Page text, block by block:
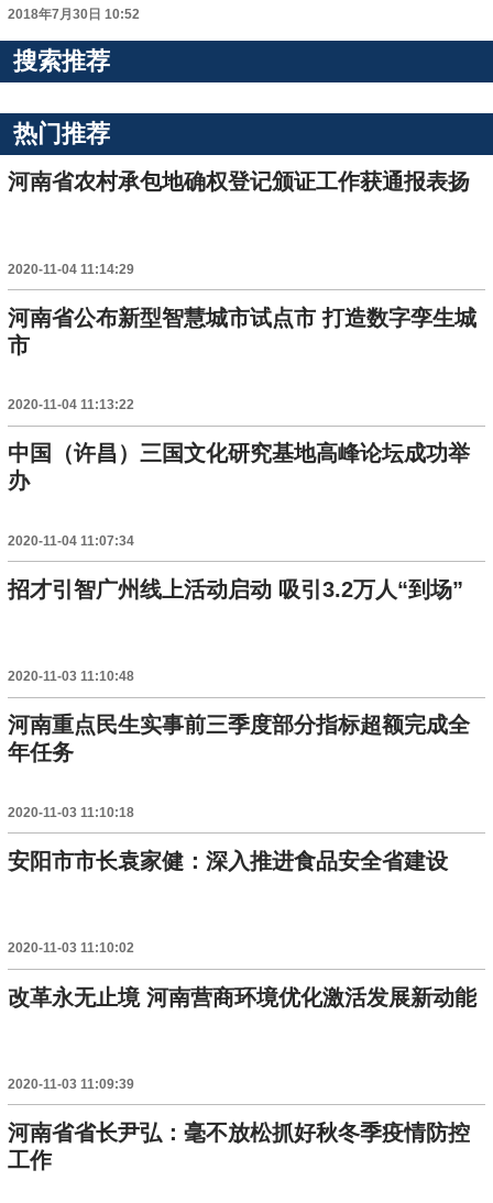
2018年7月30日 10:52
搜索推荐
热门推荐
河南省农村承包地确权登记颁证工作获通报表扬
2020-11-04 11:14:29
河南省公布新型智慧城市试点市 打造数字孪生城
市
2020-11-04 11:13:22
中国（许昌）三国文化研究基地高峰论坛成功举
办
2020-11-04 11:07:34
招才引智广州线上活动启动 吸引3.2万人“到场”
2020-11-03 11:10:48
河南重点民生实事前三季度部分指标超额完成全
年任务
2020-11-03 11:10:18
安阳市市长袁家健：深入推进食品安全省建设
2020-11-03 11:10:02
改革永无止境 河南营商环境优化激活发展新动能
2020-11-03 11:09:39
河南省省长尹弘：毫不放松抓好秋冬季疫情防控
工作